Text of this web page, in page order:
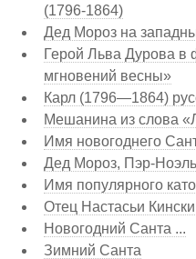
(1796-1864)
Дед Мороз на
Герой Льва Дурова
мгновений весны»
Карл (1796—1864)
Мешанина из слова
Имя новогоднего
Дед Мороз, Пэр-
Имя популярного
Отец Настасьи Кински
Новогодний Санта ...
Зимний Санта